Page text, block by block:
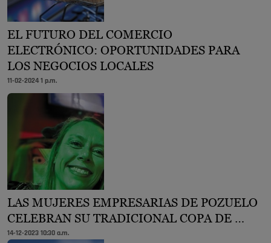
EL FUTURO DEL COMERCIO
ELECTRÓNICO: OPORTUNIDADES PARA
LOS NEGOCIOS LOCALES
11-02-2024 1 p.m.
LAS MUJERES EMPRESARIAS DE POZUELO
CELEBRAN SU TRADICIONAL COPA DE …
14-12-2023 10:30 a.m.